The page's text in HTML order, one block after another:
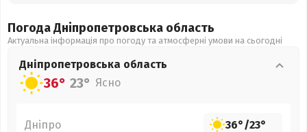
Погода Дніпропетровська область
Актуальна інформація про погоду та атмосферні умови на сьогодні
Дніпропетровська область
36° 23° Ясно
Дніпро 36°/23°